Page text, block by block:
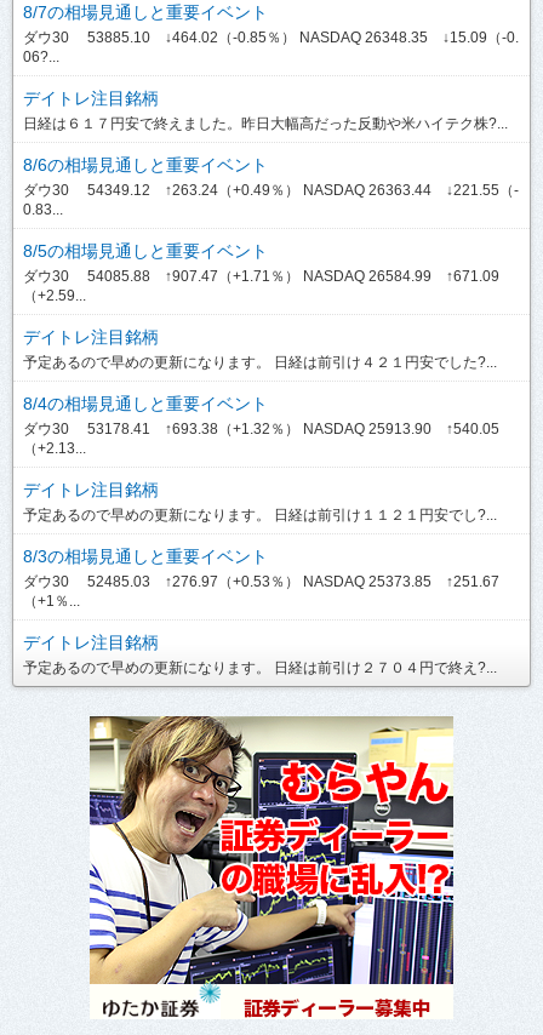
8/7の相場見通しと重要イベント
ダウ30 53885.10 ↓464.02（-0.85％） NASDAQ 26348.35 ↓15.09（-0.
06?...
デイトレ注目銘柄
日経は６１７円安で終えました。昨日大幅高だった反動や米ハイテク株?...
8/6の相場見通しと重要イベント
ダウ30 54349.12 ↑263.24（+0.49％） NASDAQ 26363.44 ↓221.55（-
0.83...
8/5の相場見通しと重要イベント
ダウ30 54085.88 ↑907.47（+1.71％） NASDAQ 26584.99 ↑671.09
（+2.59...
デイトレ注目銘柄
予定あるので早めの更新になります。 日経は前引け４２１円安でした?...
8/4の相場見通しと重要イベント
ダウ30 53178.41 ↑693.38（+1.32％） NASDAQ 25913.90 ↑540.05
（+2.13...
デイトレ注目銘柄
予定あるので早めの更新になります。 日経は前引け１１２１円安でし?...
8/3の相場見通しと重要イベント
ダウ30 52485.03 ↑276.97（+0.53％） NASDAQ 25373.85 ↑251.67
（+1％...
デイトレ注目銘柄
予定あるので早めの更新になります。 日経は前引け２７０４円で終え?...